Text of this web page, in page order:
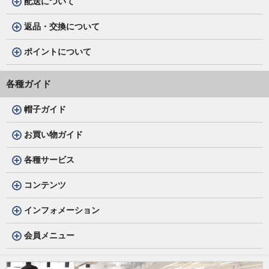
返品・交換について
ポイントについて
各種ガイド
帽子ガイド
お買い物ガイド
各種サービス
コンテンツ
インフォメーション
会員メニュー